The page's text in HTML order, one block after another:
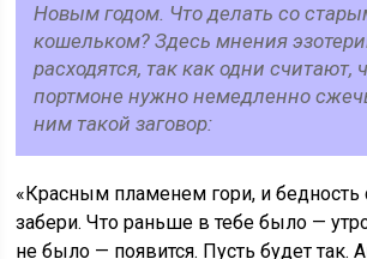
Новым годом. Что делать со
кошельком? Здесь мнения
расходятся, так как одни считают,
портмоне нужно немедленно
ним такой заговор:
«Красным пламенем гори, и бедность
забери. Что раньше в тебе было —
не было — появится. Пусть будет так.